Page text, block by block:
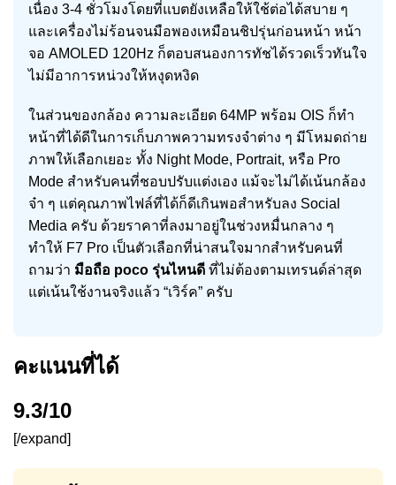
เนื่อง 3-4 ชั่วโมงโดยที่แบตยังเหลือให้ใช้ต่อได้สบาย ๆ
และเครื่องไม่ร้อนจนมือพองเหมือนชิปรุ่นก่อนหน้า หน้า
จอ AMOLED 120Hz ก็ตอบสนองการทัชได้รวดเร็วทันใจ
ไม่มีอาการหน่วงให้หงุดหงิด
ในส่วนของกล้อง ความละเอียด 64MP พร้อม OIS ก็ทำ
หน้าที่ได้ดีในการเก็บภาพความทรงจำต่าง ๆ มีโหมดถ่าย
ภาพให้เลือกเยอะ ทั้ง Night Mode, Portrait, หรือ Pro
Mode สำหรับคนที่ชอบปรับแต่งเอง แม้จะไม่ได้เน้นกล้อง
จ๋า ๆ แต่คุณภาพไฟล์ที่ได้ก็ดีเกินพอสำหรับลง Social
Media ครับ ด้วยราคาที่ลงมาอยู่ในช่วงหมื่นกลาง ๆ
ทำให้ F7 Pro เป็นตัวเลือกที่น่าสนใจมากสำหรับคนที่
ถามว่า มือถือ poco รุ่นไหนดี ที่ไม่ต้องตามเทรนด์ล่าสุด
แต่เน้นใช้งานจริงแล้ว “เวิร์ค” ครับ
คะแนนที่ได้
9.3/10
[/expand]